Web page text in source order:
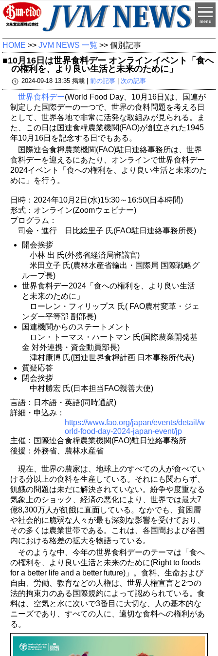
menu
HOME >> JVM NEWS 一覧 >> 個別記事
■10月16日は世界食料デー オンラインイベント「食へ
の権利を、より良い生活と未来のために」
2024-09-18 13:35 掲載 | 前の記事| 次の記事
世界食料デー(World Food Day、10月16日)は、国連が
制定した国際デーの一つで、世界の食料問題を考える日
として、世界各地で非常に活発な取組みが見られる。ま
た、この日は国連食糧農業機関(FAO)が創立された1945
年10月16日を記念する日でもある。
国際連合食糧農業機関(FAO)駐日連絡事務所は、世界
食料デーを迎えるにあたり、オンラインで世界食料デー
2024イベント「食への権利を、より良い生活と未来のた
めに」を行う。
日時：2024年10月2日(水)15:30～16:50(日本時間)
形式：オンライン(Zoomウェビナー)
プログラム：
司会・進行 日比絵里子 氏(FAO駐日連絡事務所長)
開会挨拶
小林 出 氏(外務省経済局審議官)
米田立子 氏(農林水産省輸出・国際局 国際戦略グ
ループ長)
世界食料デー2024「食への権利を、より良い生活
と未来のために」
ローレン・フィリップス 氏( FAO農村変革・ジェ
ンダー平等部 副部長)
国連機関からのステートメント
ロン・トーマス・ハートマン 氏(国際農業開発基
金 対外連携・資金動員部長)
津村康博 氏(国連世界食糧計画 日本事務所代表)
質疑応答
閉会挨拶
中村勝宏 氏(日本担当FAO親善大使)
言語：日本語・英語(同時通訳)
詳細・申込み：
https://www.fao.org/japan/events/detail/w
orld-food-day-2024-japan-event/jp
主催：国際連合食糧農業機関(FAO)駐日連絡事務所
後援：外務省、農林水産省
現在、世界の農家は、地球上のすべての人が食べてい
ける分以上の食料を生産している。それにも関わらず、
飢餓の問題は未だに解決されていない。紛争や度重なる
気象上のショック、経済の悪化により、世界では最大7
億8,300万人が飢餓に直面している。なかでも、貧困層
や社会的に脆弱な人々が最も深刻な影響を受けており、
その多くは農業世帯である。これは、各国間および各国
内における格差の拡大を物語っている。
そのような中、今年の世界食料デーのテーマは「食へ
の権利を、より良い生活と未来のために(Right to foods
for a better life and a better future)」。食料、生命および
自由、労働、教育などの人権は、世界人権宣言と2つの
法的拘束力のある国際規約によって認められている。食
料は、空気と水に次いで3番目に大切な、人の基本的な
ニーズであり、すべての人に、適切な食料への権利があ
る。